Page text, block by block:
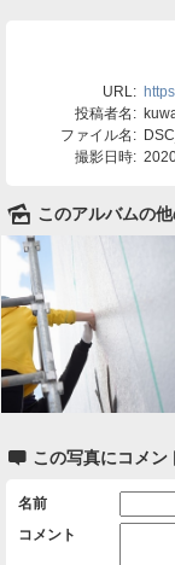
URL:
投稿者名:
ファイル名:
撮影日時:
🌄 このアルバムの
 この写真にコメン
名前
コメント